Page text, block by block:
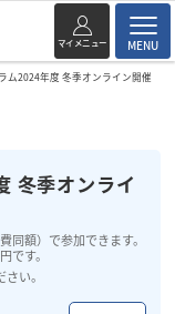
マイメニュー MENU
ム2024年度 冬季オンライン開催
冬季オンライ
同額）で参加できます。
です。
い。